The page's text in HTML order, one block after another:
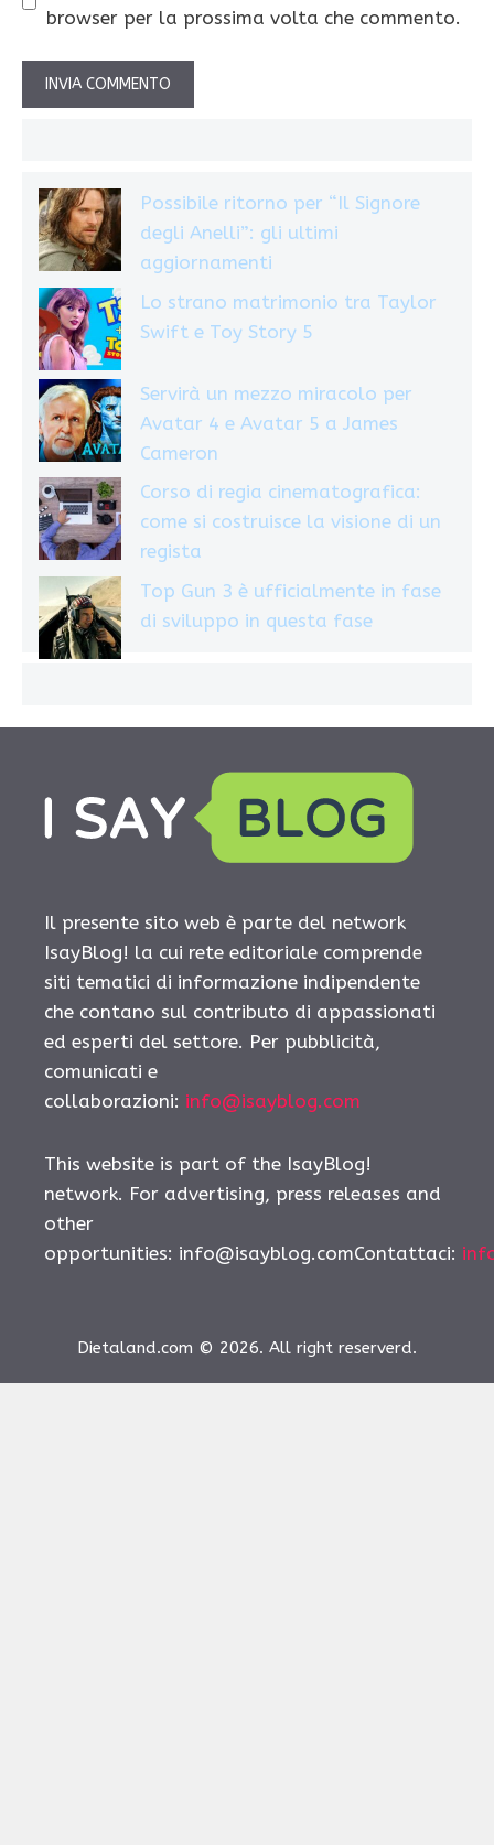
browser per la prossima volta che commento.
Possibile ritorno per “Il Signore
degli Anelli”: gli ultimi
aggiornamenti
Lo strano matrimonio tra Taylor
Swift e Toy Story 5
Servirà un mezzo miracolo per
Avatar 4 e Avatar 5 a James
Cameron
Corso di regia cinematografica:
come si costruisce la visione di un
regista
Top Gun 3 è ufficialmente in fase
di sviluppo in questa fase
Il presente sito web è parte del network
IsayBlog! la cui rete editoriale comprende
siti tematici di informazione indipendente
che contano sul contributo di appassionati
ed esperti del settore. Per pubblicità,
comunicati e
collaborazioni: info@isayblog.com
This website is part of the IsayBlog!
network. For advertising, press releases and
other
opportunities: info@isayblog.comContattaci:
Dietaland.com © 2026. All right reserverd.